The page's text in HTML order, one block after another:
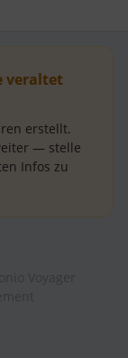
veraltet
erstellt.
— stelle
Infos zu